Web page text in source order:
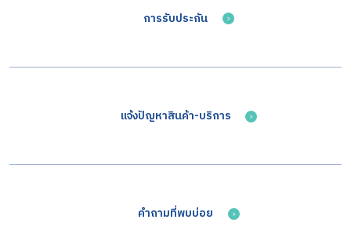
การรับประกัน
แจ้งปัญหาสินค้า-บริการ
คำถามที่พบบ่อย